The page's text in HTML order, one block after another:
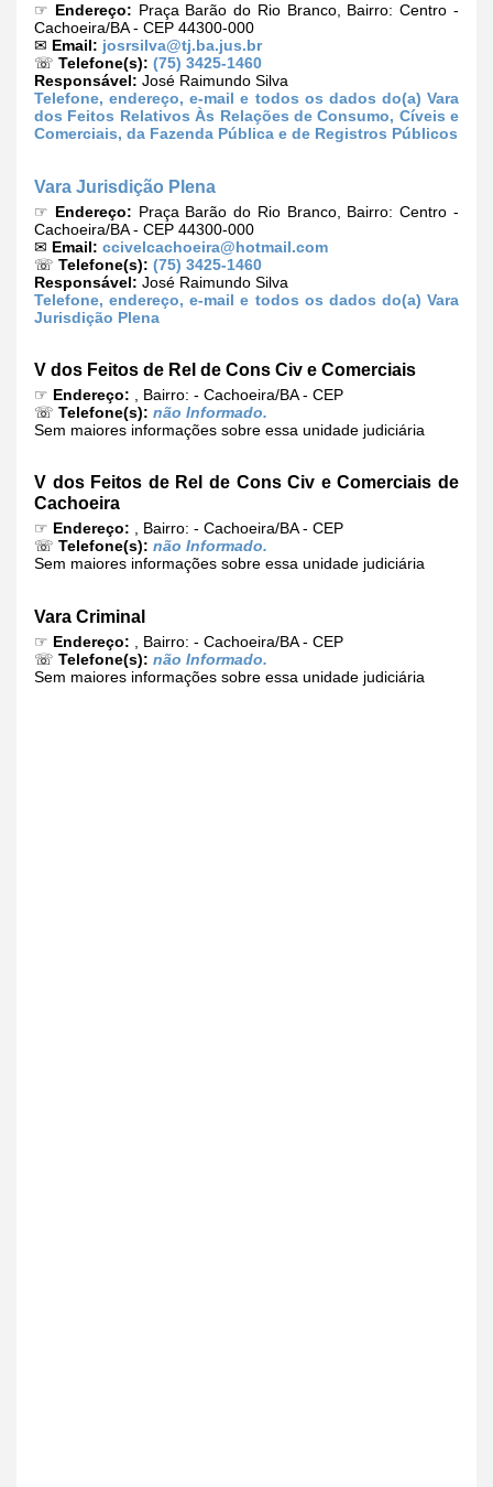
☞ Endereço: Praça Barão do Rio Branco, Bairro: Centro -
Cachoeira/BA - CEP 44300-000
✉ Email: josrsilva@tj.ba.jus.br
☏ Telefone(s): (75) 3425-1460
Responsável: José Raimundo Silva
Telefone, endereço, e-mail e todos os dados do(a) Vara
dos Feitos Relativos Às Relações de Consumo, Cíveis e
Comerciais, da Fazenda Pública e de Registros Públicos
Vara Jurisdição Plena
☞ Endereço: Praça Barão do Rio Branco, Bairro: Centro -
Cachoeira/BA - CEP 44300-000
✉ Email: ccivelcachoeira@hotmail.com
☏ Telefone(s): (75) 3425-1460
Responsável: José Raimundo Silva
Telefone, endereço, e-mail e todos os dados do(a) Vara
Jurisdição Plena
V dos Feitos de Rel de Cons Civ e Comerciais
☞ Endereço: , Bairro: - Cachoeira/BA - CEP
☏ Telefone(s): não Informado.
Sem maiores informações sobre essa unidade judiciária
V dos Feitos de Rel de Cons Civ e Comerciais de
Cachoeira
☞ Endereço: , Bairro: - Cachoeira/BA - CEP
☏ Telefone(s): não Informado.
Sem maiores informações sobre essa unidade judiciária
Vara Criminal
☞ Endereço: , Bairro: - Cachoeira/BA - CEP
☏ Telefone(s): não Informado.
Sem maiores informações sobre essa unidade judiciária